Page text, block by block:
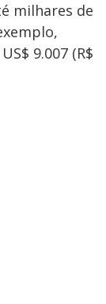
milhares de
9.007 (R$